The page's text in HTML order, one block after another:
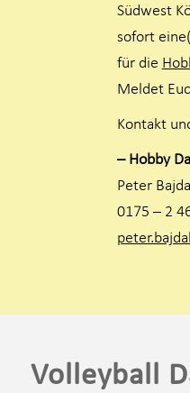
Südwest
sofort
für die
Meldet
Kontakt
– Hobby
Peter
0175 – 2
Volleyball